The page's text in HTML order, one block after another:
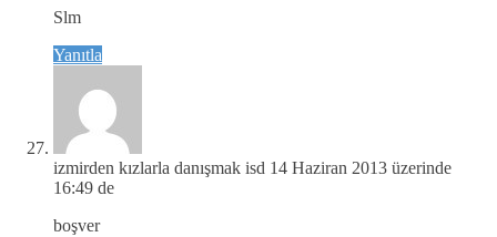
Slm
Yanıtla
izmirden kızlarla danışmak isd 14 Haziran 2013 üzerinde
16:49 de
boşver